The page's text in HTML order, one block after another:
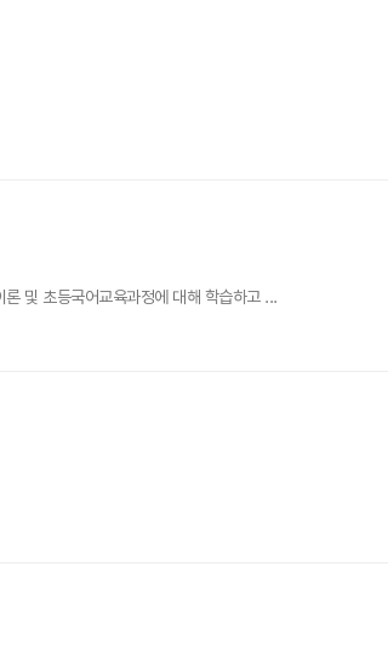
및 초등국어교육과정에 대해 학습하고 ...